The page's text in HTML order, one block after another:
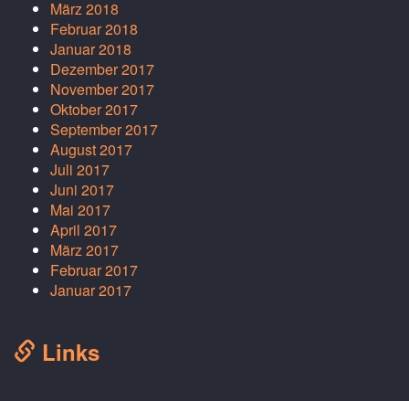
März 2018
Februar 2018
Januar 2018
Dezember 2017
November 2017
Oktober 2017
September 2017
August 2017
Juli 2017
Juni 2017
Mai 2017
April 2017
März 2017
Februar 2017
Januar 2017
Links